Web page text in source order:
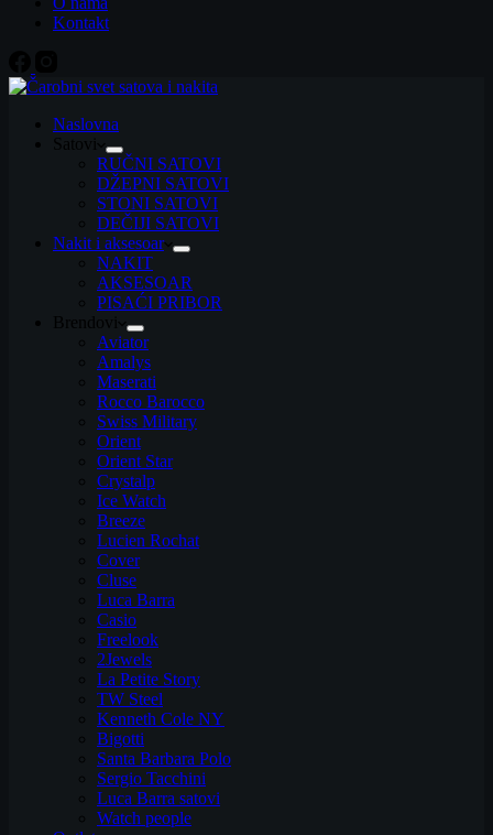
Kontakt
Naslovna
Satovi
RUČNI SATOVI
DŽEPNI SATOVI
STONI SATOVI
DEČIJI SATOVI
Nakit i aksesoar
NAKIT
AKSESOAR
PISAĆI PRIBOR
Brendovi
Aviator
Amalys
Maserati
Rocco Barocco
Swiss Military
Orient
Orient Star
Crystalp
Ice Watch
Breeze
Lucien Rochat
Cover
Cluse
Luca Barra
Casio
Freelook
2Jewels
La Petite Story
TW Steel
Kenneth Cole NY
Bigotti
Santa Barbara Polo
Sergio Tacchini
Luca Barra satovi
Watch people